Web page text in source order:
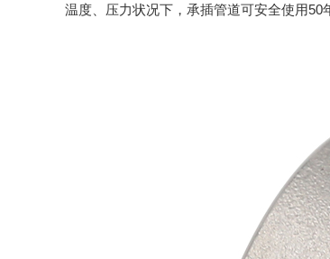
温度、压力状况下，承插管道可安全使用50